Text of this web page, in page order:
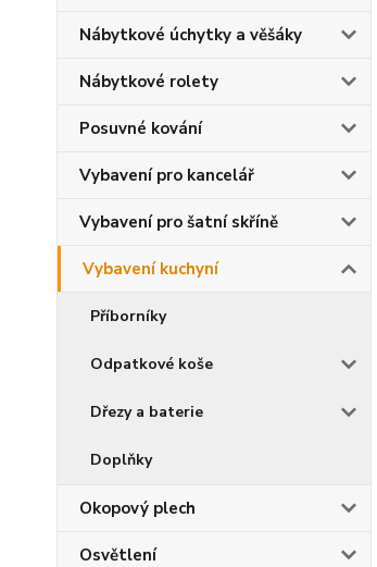
Nábytkové úchytky a věšáky
Nábytkové rolety
Posuvné kování
Vybavení pro kancelář
Vybavení pro šatní skříně
Vybavení kuchyní
Příborníky
Odpatkové koše
Dřezy a baterie
Doplňky
Okopový plech
Osvětlení